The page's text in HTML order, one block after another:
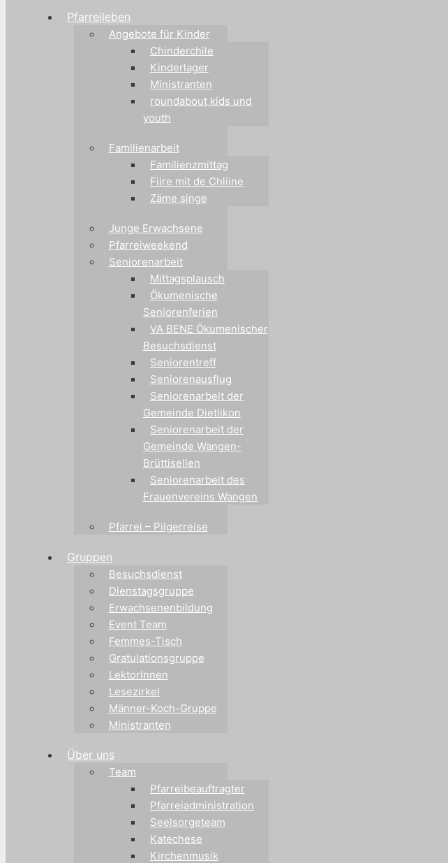
Pfarreileben
Angebote für Kinder
Chinderchile
Kinderlager
Ministranten
roundabout kids und
youth
Familienarbeit
Familienzmittag
Fiire mit de Chliine
Zäme singe
Junge Erwachsene
Pfarreiweekend
Seniorenarbeit
Mittagsplausch
Ökumenische
Seniorenferien
VA BENE Ökumenischer
Besuchsdienst
Seniorentreff
Seniorenausflug
Seniorenarbeit der
Gemeinde Dietlikon
Seniorenarbeit der
Gemeinde Wangen-
Brüttisellen
Seniorenarbeit des
Frauenvereins Wangen
Pfarrei – Pilgerreise
Gruppen
Besuchsdienst
Dienstagsgruppe
Erwachsenenbildung
Event Team
Femmes-Tisch
Gratulationsgruppe
LektorInnen
Lesezirkel
Männer-Koch-Gruppe
Ministranten
Über uns
Team
Pfarreibeauftragter
Pfarreiadministration
Seelsorgeteam
Katechese
Kirchenmusik